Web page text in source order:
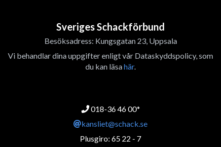
Sveriges Schackförbund
Besöksadress: Kungsgatan 23, Uppsala
Vi behandlar dina uppgifter enligt vår Dataskyddspolicy, som
du kan läsahär.
018-36 46 00*
kansliet@schack.se
Plusgiro: 65 22 - 7